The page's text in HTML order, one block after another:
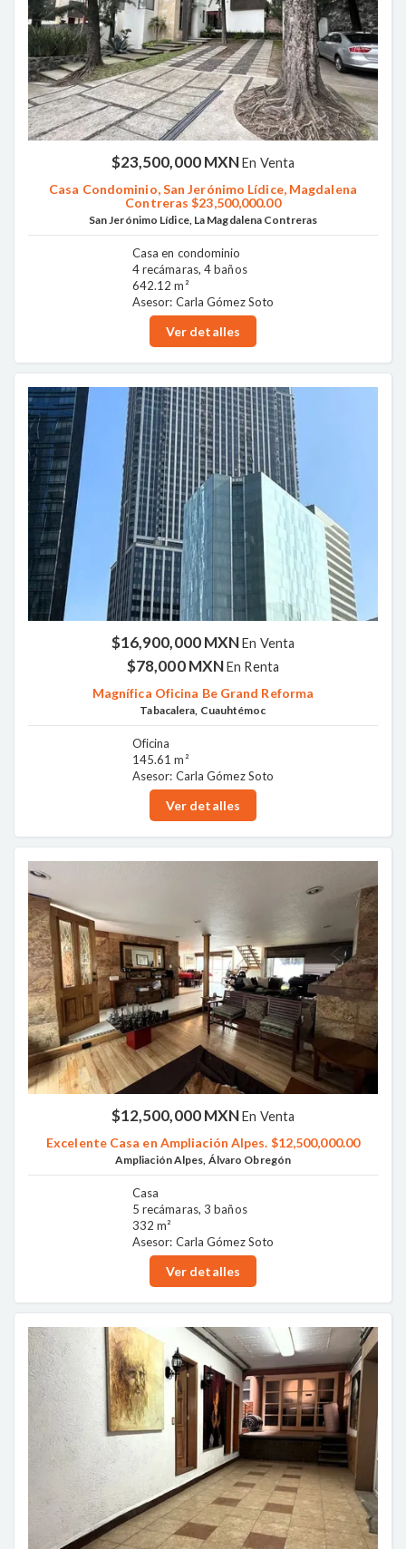
$23,500,000 MXNEn Venta
Casa Condominio, San Jerónimo Lídice, Magdalena
Contreras $23,500,000.00
San Jerónimo Lídice, La Magdalena Contreras
Casa en condominio
4 recámaras, 4 baños
642.12 m²
Asesor: Carla Gómez Soto
Ver detalles
$16,900,000 MXNEn Venta
$78,000 MXNEn Renta
Magnífica Oficina Be Grand Reforma
Tabacalera, Cuauhtémoc
Oficina
145.61 m²
Asesor: Carla Gómez Soto
Ver detalles
$12,500,000 MXNEn Venta
Excelente Casa en Ampliación Alpes. $12,500,000.00
Ampliación Alpes, Álvaro Obregón
Casa
5 recámaras, 3 baños
332 m²
Asesor: Carla Gómez Soto
Ver detalles